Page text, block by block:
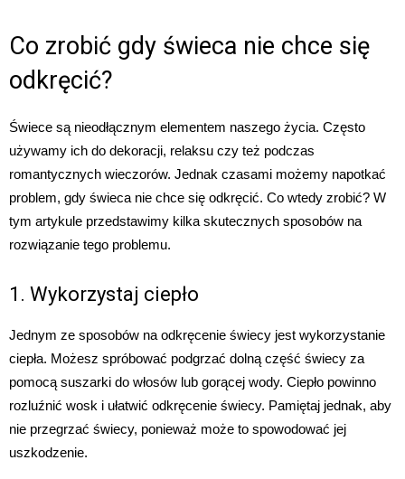
Co zrobić gdy świeca nie chce się
odkręcić?
Świece są nieodłącznym elementem naszego życia. Często
używamy ich do dekoracji, relaksu czy też podczas
romantycznych wieczorów. Jednak czasami możemy napotkać
problem, gdy świeca nie chce się odkręcić. Co wtedy zrobić? W
tym artykule przedstawimy kilka skutecznych sposobów na
rozwiązanie tego problemu.
1. Wykorzystaj ciepło
Jednym ze sposobów na odkręcenie świecy jest wykorzystanie
ciepła. Możesz spróbować podgrzać dolną część świecy za
pomocą suszarki do włosów lub gorącej wody. Ciepło powinno
rozluźnić wosk i ułatwić odkręcenie świecy. Pamiętaj jednak, aby
nie przegrzać świecy, ponieważ może to spowodować jej
uszkodzenie.